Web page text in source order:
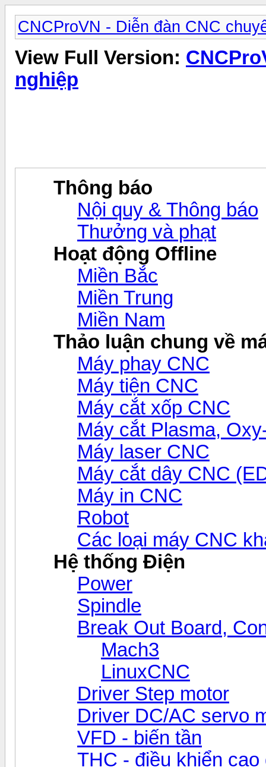
CNCProVN - Diễn đàn CNC
View Full Version:
nghiệp
Thông báo
Nội quy & Thông báo
Thưởng và phạt
Hoạt động Offline
Miền Bắc
Miền Trung
Miền Nam
Thảo luận chung về
Máy phay CNC
Máy tiện CNC
Máy cắt xốp CNC
Máy cắt Plasma,
Máy laser CNC
Máy cắt dây CNC
Máy in CNC
Robot
Các loại máy CNC
Hệ thống Điện
Power
Spindle
Break Out Board,
Mach3
LinuxCNC
Driver Step motor
Driver DC/AC servo
VFD - biến tần
THC - điều khiển